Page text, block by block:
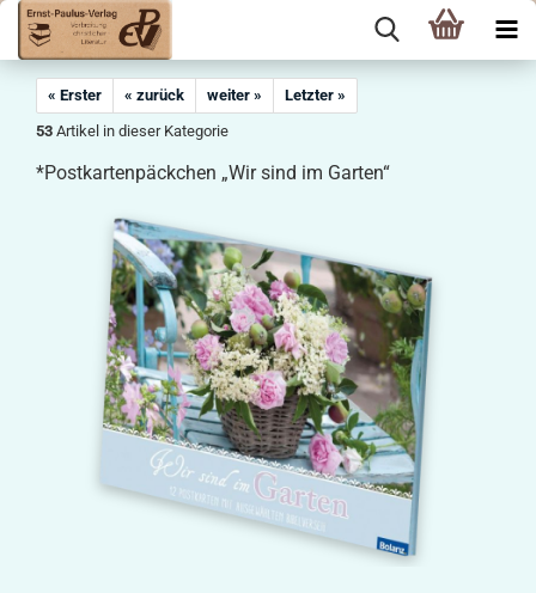
« Erster « zurück weiter »
Letzter »
53 Artikel in dieser Kategorie
*Postkartenpäckchen „Wir sind im Garten“